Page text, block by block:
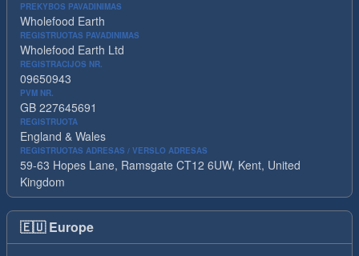
PREKYBOS PAVADINIMAS
Wholefood Earth
REGISTRUOTAS PAVADINIMAS
Wholefood Earth Ltd
REGISTRACIJOS NR.
09650943
PVM NR.
GB 227645691
REGISTRUOTA
England & Wales
REGISTRUOTAS ADRESAS / VERSLO ADRESAS
59-63 Hopes Lane, Ramsgate CT12 6UW, Kent, United
Kingdom
🇪🇺 Europe